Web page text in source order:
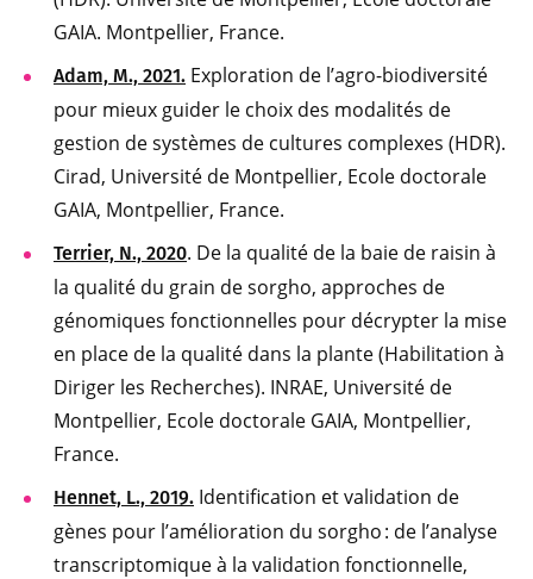
GAIA. Montpellier, France.
Adam, M., 2021. Exploration de l’agro-biodiversité
pour mieux guider le choix des modalités de
gestion de systèmes de cultures complexes (HDR).
Cirad, Université de Montpellier, Ecole doctorale
GAIA, Montpellier, France.
Terrier, N., 2020. De la qualité de la baie de raisin à
la qualité du grain de sorgho, approches de
génomiques fonctionnelles pour décrypter la mise
en place de la qualité dans la plante (Habilitation à
Diriger les Recherches). INRAE, Université de
Montpellier, Ecole doctorale GAIA, Montpellier,
France.
Hennet, L., 2019. Identification et validation de
gènes pour l’amélioration du sorgho : de l’analyse
transcriptomique à la validation fonctionnelle,